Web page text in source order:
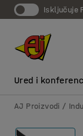
Isključuje
Ured i
AJ Proizvodi